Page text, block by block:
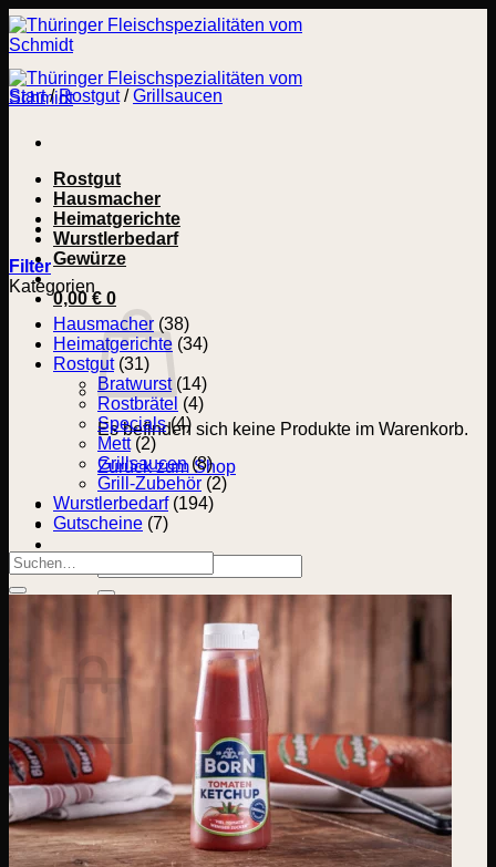
Zum
Inhalt
springen
Rostgut
Hausmacher
Heimatgerichte
Wurstlerbedarf
Gewürze
0,00€ 0
Es befinden sich keine Produkte im Warenkorb.
Zurück zum Shop
nach:
Es befinden sich keine Produkte im Warenkorb.
Zurück zum Shop
Start / Rostgut / Grillsaucen
Filter
Kategorien
Hausmacher (38)
Heimatgerichte (34)
Rostgut (31)
Bratwurst (14)
Rostbrätel (4)
Specials (4)
Mett (2)
Grillsaucen (8)
Grill-Zubehör (2)
Wurstlerbedarf (194)
Gutscheine (7)
Suchen
nach: